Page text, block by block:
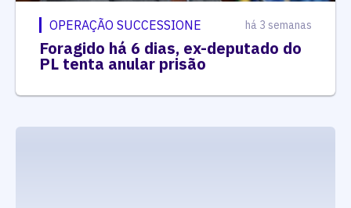
OPERAÇÃO SUCCESSIONE há 3 semanas
Foragido há 6 dias, ex-deputado do
PL tenta anular prisão